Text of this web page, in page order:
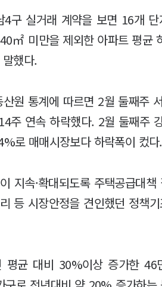
구 실거래 계약을 보면 16개 단
㎡ 미만을 제외한 아파트 평균
했다.
원 통계에 따르면 2월 둘째주
주 연속 하락했다. 2월 둘째주
로 매매시장보다 하락폭이 컸다.
지속·확대되도록 주택공급대책
등 시장안정을 견인했던 정책
균 대비 30%이상 증가한 46